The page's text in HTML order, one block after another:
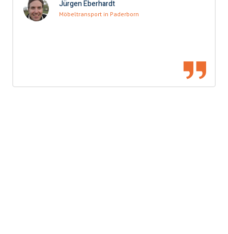
Jürgen Eberhardt
Möbeltransport in Paderborn